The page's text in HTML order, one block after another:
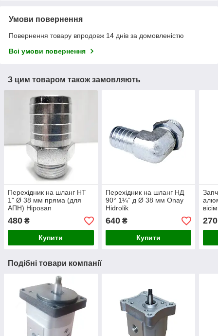
Умови повернення
Повернення товару впродовж 14 днів за домовленістю
Всі умови повернення
З цим товаром також замовляють
Перехідник на шланг НТ
1" Ø 38 мм пряма (для
АПН) Hiposan
480 ₴
Купити
Перехідник на шланг НД
90° 1¼” д Ø 38 мм Onay
Hidrolik
640₴
Купити
270
Подібні товари компанії